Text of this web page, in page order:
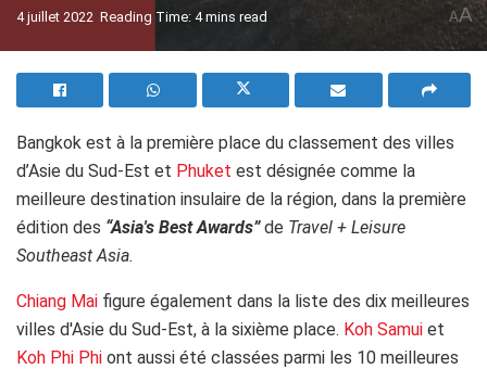
4 juillet 2022 Reading Time: 4 mins read AA
Bangkok est à la première place du classement des villes
d’Asie du Sud-Est et Phuket est désignée comme la
meilleure destination insulaire de la région, dans la première
édition des “Asia's Best Awards”de Travel + Leisure
Southeast Asia.
Chiang Mai figure également dans la liste des dix meilleures
villes d'Asie du Sud-Est, à la sixième place. Koh Samui et
Koh Phi Phi ont aussi été classées parmi les 10 meilleures